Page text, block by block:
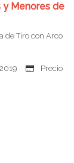
y Menores de
de Tiro con Arco
2019
Precio